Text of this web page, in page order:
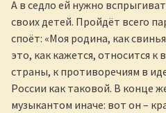
А в седло ей нужно
своих детей. Пройдёт всего
споёт: «Моя родина, как
это, как кажется, относится
страны, к противоречиям в
России как таковой. В конце
музыкантом иначе: вот он –